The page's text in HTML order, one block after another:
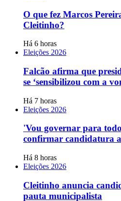
O que fez Marcos
Cleitinho?
Há 6 horas
Eleições 2026
Falcão afirma que
se ‘sensibilizou com a
Há 7 horas
Eleições 2026
'Vou governar para
confirmar candidatura
Há 8 horas
Eleições 2026
Cleitinho anuncia
pauta municipalista